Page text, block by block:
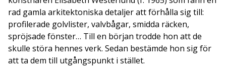
rad gamla arkitektoniska detaljer att förhålla sig till:
profilerade golvlister, valvbågar, smidda räcken,
spröjsade fönster… Till en början trodde hon att de
skulle störa hennes verk. Sedan bestämde hon sig för
att ta dem till utgångspunkt i stället.